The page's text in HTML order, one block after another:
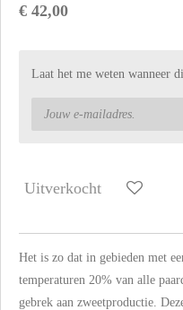
€ 42,00
Laat het me weten wanneer
Uitverkocht
Het is zo dat in gebieden met
temperaturen 20% van alle
gebrek aan zweetproductie.